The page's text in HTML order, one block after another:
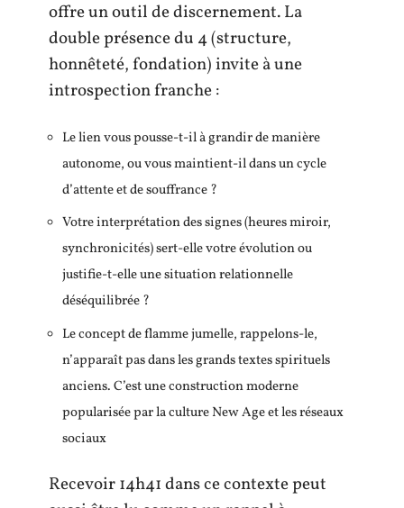
offre un outil de discernement. La
double présence du 4 (structure,
honnêteté, fondation) invite à une
introspection franche :
Le lien vous pousse-t-il à grandir de manière
autonome, ou vous maintient-il dans un cycle
d’attente et de souffrance ?
Votre interprétation des signes (heures miroir,
synchronicités) sert-elle votre évolution ou
justifie-t-elle une situation relationnelle
déséquilibrée ?
Le concept de flamme jumelle, rappelons-le,
n’apparaît pas dans les grands textes spirituels
anciens. C’est une construction moderne
popularisée par la culture New Age et les réseaux
sociaux
Recevoir 14h41 dans ce contexte peut